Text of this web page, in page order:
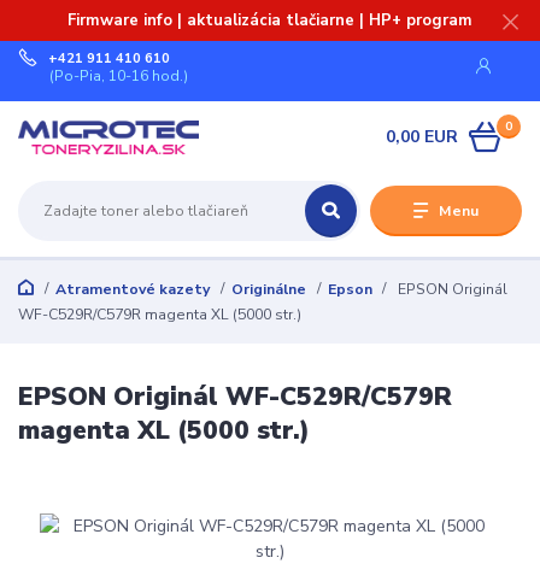
Firmware info | aktualizácia tlačiarne | HP+ program
Menu
+421 911 410 610
(Po-Pia, 10-16 hod.)
0
0,00 EUR
Atramentové kazety Originálne Epson
EPSON Originál
WF-C529R/C579R magenta XL (5000 str.)
EPSON Originál WF-C529R/C579R
magenta XL (5000 str.)